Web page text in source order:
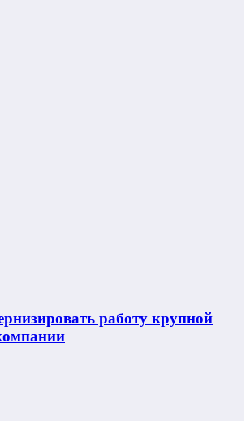
работу крупной